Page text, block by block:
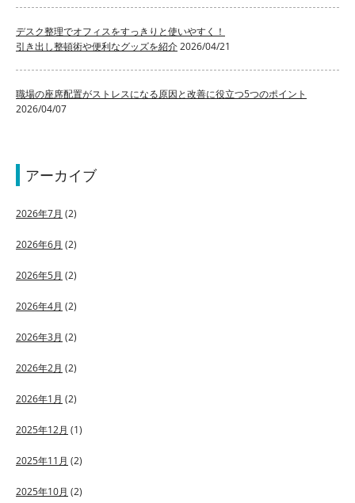
デスク整理でオフィスをすっきりと使いやすく！
引き出し整頓術や便利なグッズを紹介2026/04/21
職場の座席配置がストレスになる原因と改善に役立つ5つのポイント
2026/04/07
アーカイブ
2026年7月 (2)
2026年6月 (2)
2026年5月 (2)
2026年4月 (2)
2026年3月 (2)
2026年2月 (2)
2026年1月 (2)
2025年12月 (1)
2025年11月 (2)
2025年10月 (2)